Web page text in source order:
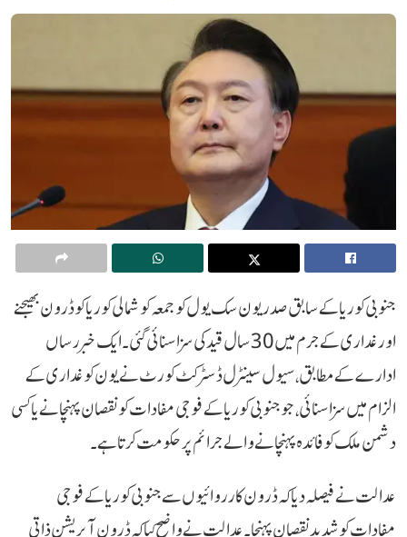
جنوبی کوریا کے سابق صدر یون سک یول کو جمعہ کو شمالی کوریا کو ڈرون بھیجنے
اور غداری کے جرم میں 30 سال قید کی سزا سنائی گئی۔ایک خبر رساں
ادارے کے مطابق، سیول سینٹرل ڈسٹرکٹ کورٹ نے یون کو غداری کے
الزام میں سزا سنائی، جو جنوبی کوریا کے فوجی مفادات کو نقصان پہنچانے یا کسی
دشمن ملک کو فائدہ پہنچانے والے جرائم پر حکومت کرتا ہے۔
عدالت نے فیصلہ دیا کہ ڈرون کارروائیوں سے جنوبی کوریا کے فوجی
مفادات کو شدید نقصان پہنچا۔ عدالت نے واضح کیا کہ ڈرون آپریشن ذاتی